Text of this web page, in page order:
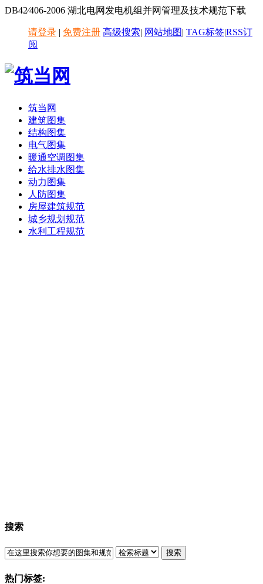
DB42∕406-2006 湖北电网发电机组并网管理及技术规范下载
请登录 | 免费注册 高级搜索| 网站地图| TAG标签|RSS订
阅
筑当网
建筑图集
结构图集
电气图集
暖通空调图集
给水排水图集
动力图集
人防图集
房屋建筑规范
城乡规划规范
水利工程规范
搜索
搜索
热门标签: